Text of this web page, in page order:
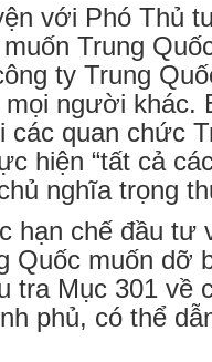
với Phó Thủ
Trung
ty Trung
người khác.
quan chức
hiện “tất cả
nghĩa trọng
hạn chế đầu
Quốc muốn dỡ
tra Mục 301 về
phủ, có thể